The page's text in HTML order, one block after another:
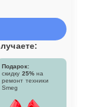
Подарок:
скидку 25% на
ремонт техники
Smeg